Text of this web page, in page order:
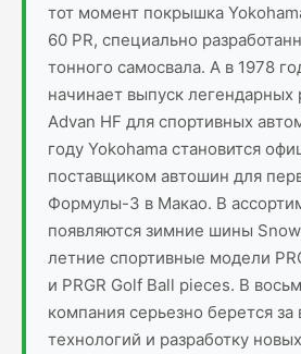
тот момент покрышка
60 PR, специально
тонного самосвала. А в 1978
начинает выпуск
Advan HF для спортивных
году Yokohama становится
поставщиком автошин для
Формулы-3 в Макао. В
появляются зимние шины
летние спортивные модели
и PRGR Golf Ball pieces. В
компания серьезно берется
технологий и разработку